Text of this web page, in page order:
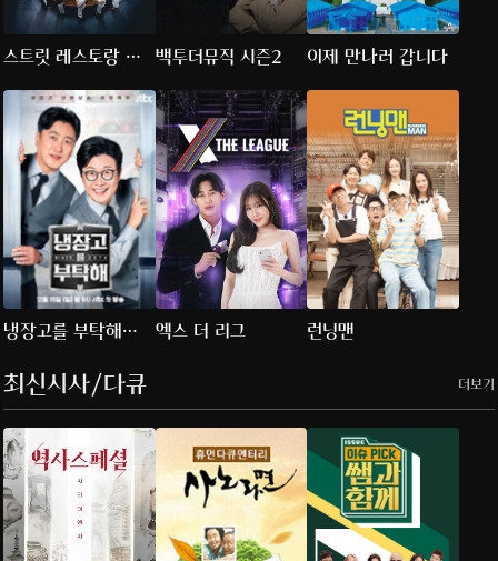
스트릿 레스토랑 파
이터
백투더뮤직 시즌2 이제 만나러 갑니다
냉장고를 부탁해
엑스 더 리그 런닝맨
최신시사/다큐 더보기